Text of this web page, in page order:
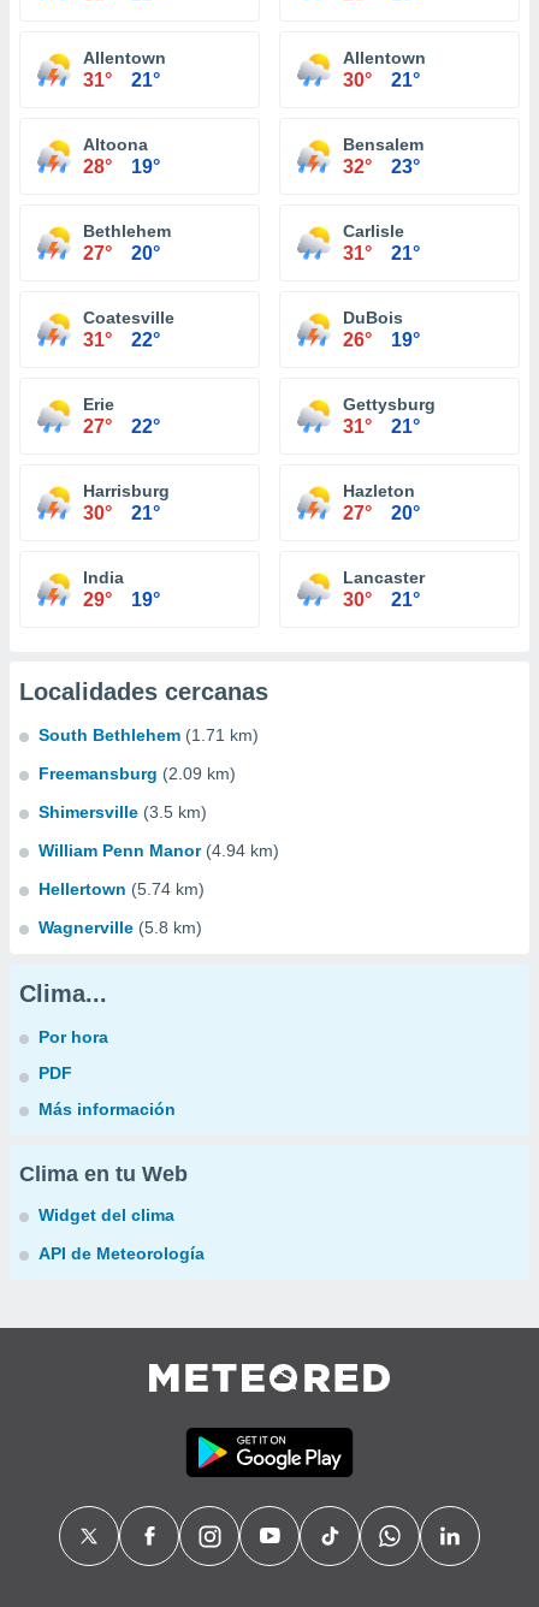
Allentown
31° 21°
Allentown
30° 21°
Altoona
28° 19°
Bensalem
32° 23°
Bethlehem
27° 20°
Carlisle
31° 21°
Coatesville
31° 22°
DuBois
26° 19°
Erie
27° 22°
Gettysburg
31° 21°
Harrisburg
30° 21°
Hazleton
27° 20°
India
29° 19°
Lancaster
30° 21°
Localidades cercanas
South Bethlehem (1.71 km)
Freemansburg (2.09 km)
Shimersville (3.5 km)
William Penn Manor (4.94 km)
Hellertown (5.74 km)
Wagnerville (5.8 km)
Clima...
Por hora
PDF
Más información
Clima en tu Web
Widget del clima
API de Meteorología